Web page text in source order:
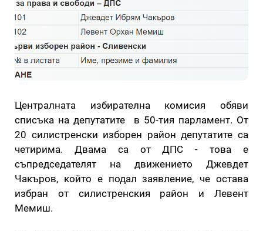
Централната избирателна комисия обяви
списъка на депутатите в 50-тия парламент. От
20 силистренски изборен район депутатите са
четирима. Двама са от ДПС - това е
съпредседателят на движението Джевдет
Чакъров, който е подал заявление, че остава
избран от силистренския район и Левент
Мемиш.